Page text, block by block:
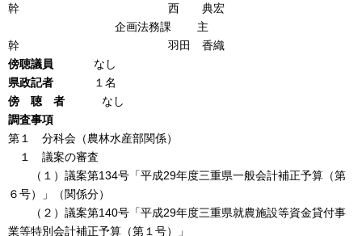
幹 西 典宏
企画法務課 主
幹 羽田 香織
傍聴議員 なし
県政記者 １名
傍 聴 者 なし
調査事項
第１ 分科会（農林水産部関係）
１ 議案の審査
（１）議案第134号「平成29年度三重県一般会計補正予算（第
６号）」（関係分）
（２）議案第140号「平成29年度三重県就農施設等資金貸付事
業等特別会計補正予算（第１号）」